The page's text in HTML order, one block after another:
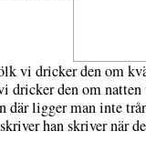
vi dricker den om
dricker den om
där ligger man inte
han skriver när